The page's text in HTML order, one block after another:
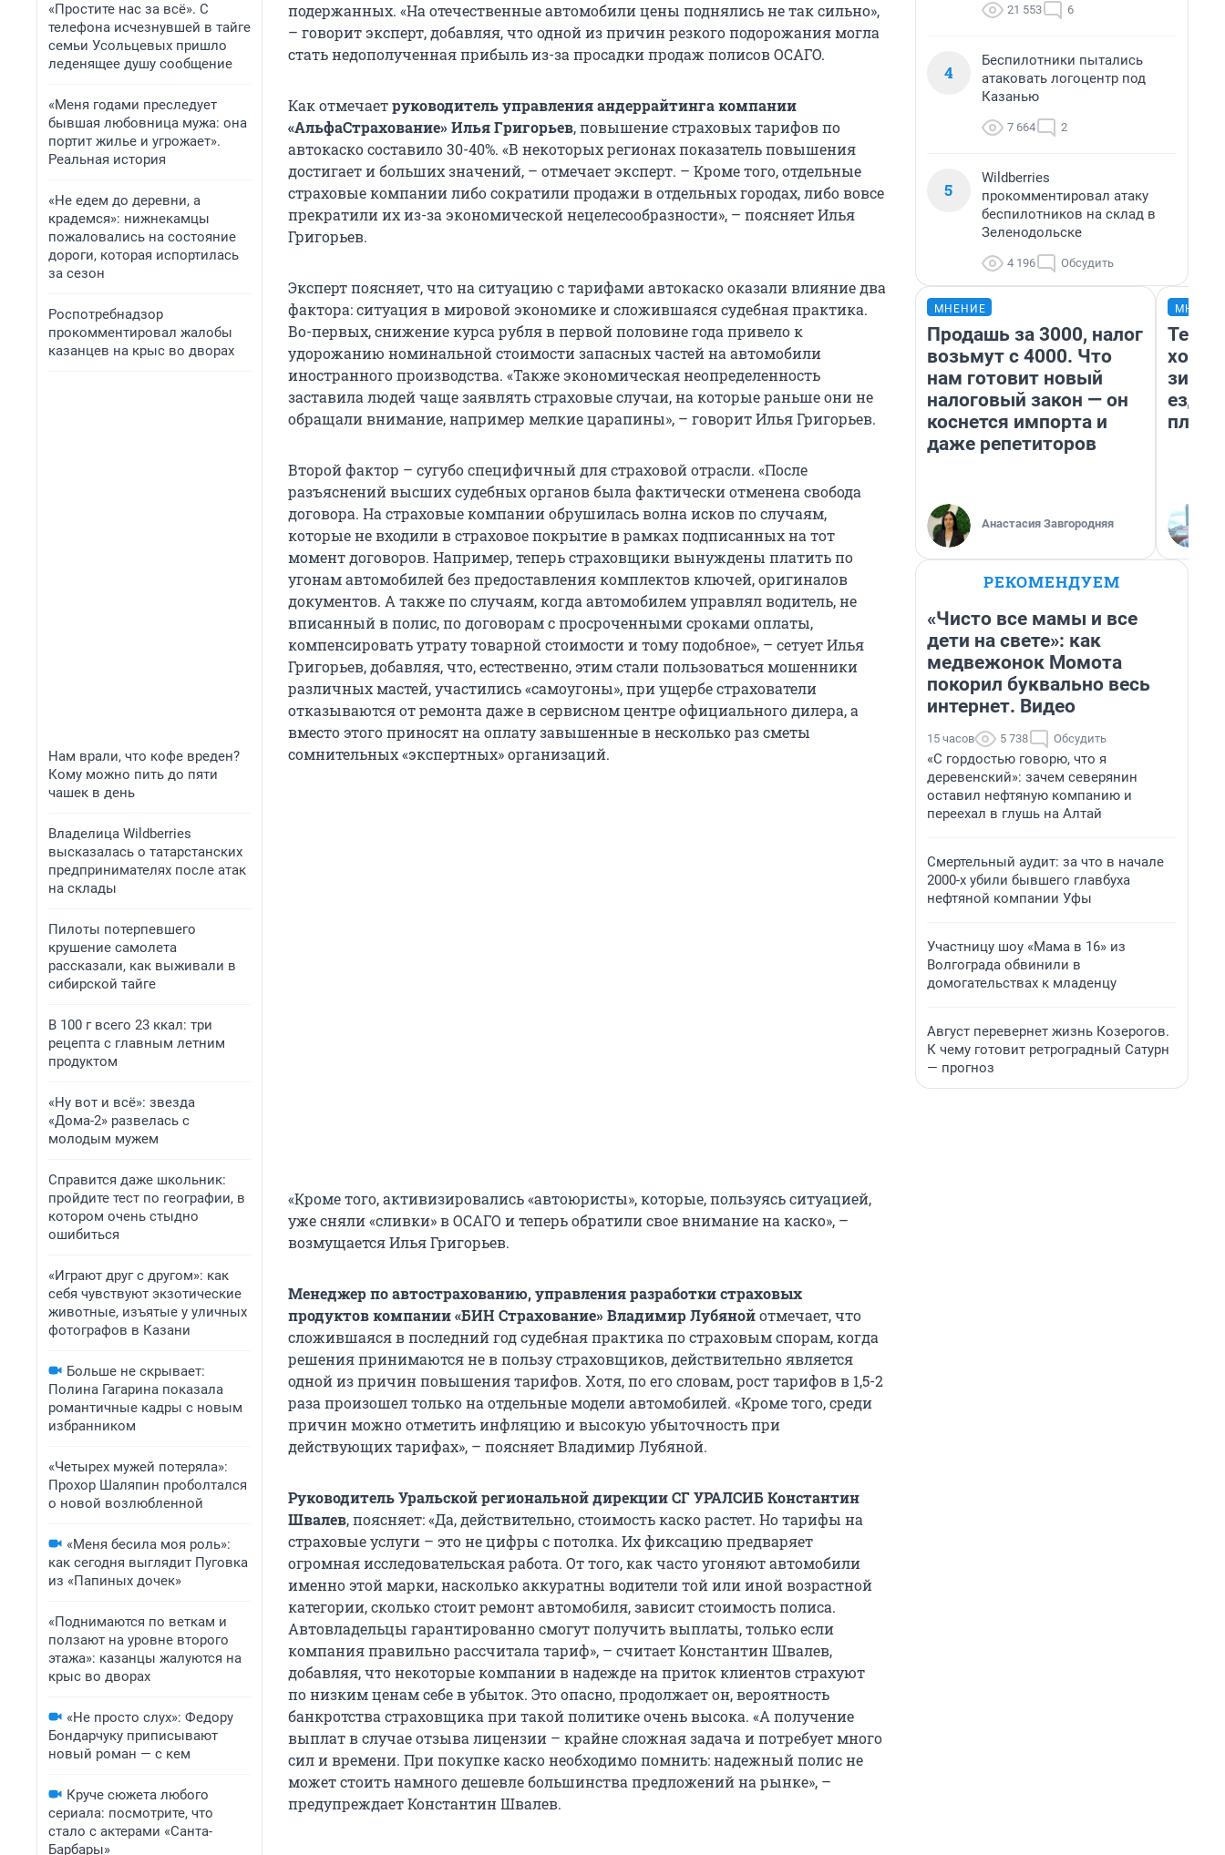
«Простите нас за всё». С
телефона исчезнувшей в тайге
семьи Усольцевых пришло
леденящее душу сообщение
«Меня годами преследует
бывшая любовница мужа: она
портит жилье и угрожает».
Реальная история
«Не едем до деревни, а
крадемся»: нижнекамцы
пожаловались на состояние
дороги, которая испортилась
за сезон
Роспотребнадзор
прокомментировал жалобы
казанцев на крыс во дворах
Нам врали, что кофе вреден?
Кому можно пить до пяти
чашек в день
Владелица Wildberries
высказалась о татарстанских
предпринимателях после атак
на склады
Пилоты потерпевшего
крушение самолета
рассказали, как выживали в
сибирской тайге
В 100 г всего 23 ккал: три
рецепта с главным летним
продуктом
«Ну вот и всё»: звезда
«Дома-2» развелась с
молодым мужем
Справится даже школьник:
пройдите тест по географии, в
котором очень стыдно
ошибиться
«Играют друг с другом»: как
себя чувствуют экзотические
животные, изъятые у уличных
фотографов в Казани
Больше не скрывает:
Полина Гагарина показала
романтичные кадры с новым
избранником
«Четырех мужей потеряла»:
Прохор Шаляпин проболтался
о новой возлюбленной
«Меня бесила моя роль»:
как сегодня выглядит Пуговка
из «Папиных дочек»
«Поднимаются по веткам и
ползают на уровне второго
этажа»: казанцы жалуются на
крыс во дворах
«Не просто слух»: Федору
Бондарчуку приписывают
новый роман — с кем
Круче сюжета любого
сериала: посмотрите, что
стало с актерами «Санта-
Барбары»
подержанных. «На отечественные автомобили цены поднялись не так сильно»,
– говорит эксперт, добавляя, что одной из причин резкого подорожания могла
стать недополученная прибыль из-за просадки продаж полисов ОСАГО.
Как отмечаетруководитель управления андеррайтинга компании
«АльфаСтрахование» Илья Григорьев, повышение страховых тарифов по
автокаско составило 30-40%. «В некоторых регионах показатель повышения
достигает и больших значений, – отмечает эксперт. – Кроме того, отдельные
страховые компании либо сократили продажи в отдельных городах, либо вовсе
прекратили их из-за экономической нецелесообразности», – поясняет Илья
Григорьев.
Эксперт поясняет, что на ситуацию с тарифами автокаско оказали влияние два
фактора: ситуация в мировой экономике и сложившаяся судебная практика.
Во-первых, снижение курса рубля в первой половине года привело к
удорожанию номинальной стоимости запасных частей на автомобили
иностранного производства. «Также экономическая неопределенность
заставила людей чаще заявлять страховые случаи, на которые раньше они не
обращали внимание, например мелкие царапины», – говорит Илья Григорьев.
Второй фактор – сугубо специфичный для страховой отрасли. «После
разъяснений высших судебных органов была фактически отменена свобода
договора. На страховые компании обрушилась волна исков по случаям,
которые не входили в страховое покрытие в рамках подписанных на тот
момент договоров. Например, теперь страховщики вынуждены платить по
угонам автомобилей без предоставления комплектов ключей, оригиналов
документов. А также по случаям, когда автомобилем управлял водитель, не
вписанный в полис, по договорам с просроченными сроками оплаты,
компенсировать утрату товарной стоимости и тому подобное», – сетует Илья
Григорьев, добавляя, что, естественно, этим стали пользоваться мошенники
различных мастей, участились «самоугоны», при ущербе страхователи
отказываются от ремонта даже в сервисном центре официального дилера, а
вместо этого приносят на оплату завышенные в несколько раз сметы
сомнительных «экспертных» организаций.
«Кроме того, активизировались «автоюристы», которые, пользуясь ситуацией,
уже сняли «сливки» в ОСАГО и теперь обратили свое внимание на каско», –
возмущается Илья Григорьев.
Менеджер по автострахованию, управления разработки страховых
продуктов компании «БИН Страхование» Владимир Лубянойотмечает, что
сложившаяся в последний год судебная практика по страховым спорам, когда
решения принимаются не в пользу страховщиков, действительно является
одной из причин повышения тарифов. Хотя, по его словам, рост тарифов в 1,5-2
раза произошел только на отдельные модели автомобилей. «Кроме того, среди
причин можно отметить инфляцию и высокую убыточность при
действующих тарифах», – поясняет Владимир Лубяной.
Руководитель Уральской региональной дирекции СГ УРАЛСИБ Константин
Швалев, поясняет: «Да, действительно, стоимость каско растет. Но тарифы на
страховые услуги – это не цифры с потолка. Их фиксацию предваряет
огромная исследовательская работа. От того, как часто угоняют автомобили
именно этой марки, насколько аккуратны водители той или иной возрастной
категории, сколько стоит ремонт автомобиля, зависит стоимость полиса.
Автовладельцы гарантированно смогут получить выплаты, только если
компания правильно рассчитала тариф», – считает Константин Швалев,
добавляя, что некоторые компании в надежде на приток клиентов страхуют
по низким ценам себе в убыток. Это опасно, продолжает он, вероятность
банкротства страховщика при такой политике очень высока. «А получение
выплат в случае отзыва лицензии – крайне сложная задача и потребует много
сил и времени. При покупке каско необходимо помнить: надежный полис не
может стоить намного дешевле большинства предложений на рынке», –
предупреждает Константин Швалев.
21 553 6
4
Беспилотники пытались
атаковать логоцентр под
Казанью
7 664 2
5
Wildberries
прокомментировал атаку
беспилотников на склад в
Зеленодольске
4 196 Обсудить
МНЕНИЕ
Продашь за 3000, налог
возьмут с 4000. Что
нам готовит новый
налоговый закон — он
коснется импорта и
даже репетиторов
Анастасия Завгородняя
ездит
РЕКОМЕНДУЕМ
«Чисто все мамы и все
дети на свете»: как
медвежонок Момота
покорил буквально весь
интернет. Видео
15 часов 5 738 Обсудить
«С гордостью говорю, что я
деревенский»: зачем северянин
оставил нефтяную компанию и
переехал в глушь на Алтай
Смертельный аудит: за что в начале
2000-х убили бывшего главбуха
нефтяной компании Уфы
Участницу шоу «Мама в 16» из
Волгограда обвинили в
домогательствах к младенцу
Август перевернет жизнь Козерогов.
К чему готовит ретроградный Сатурн
— прогноз